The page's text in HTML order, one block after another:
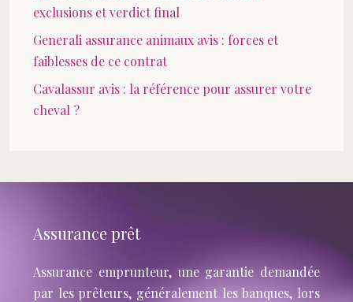
exclusions et verdict final
Generali assurance animaux avis : forces et
faiblesses de ce contrat
Cavalassur avis : la référence pour assurer votre
cheval ?
Assurance prêt
Assurance emprunteur, une garantie demandée
par les prêteurs, généralement les banques, lors